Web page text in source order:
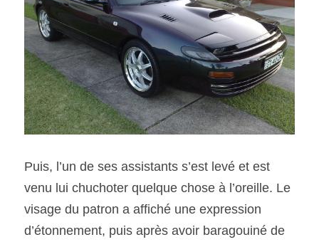
Puis, l’un de ses assistants s’est levé et est
venu lui chuchoter quelque chose à l’oreille. Le
visage du patron a affiché une expression
d’étonnement, puis après avoir baragouiné de